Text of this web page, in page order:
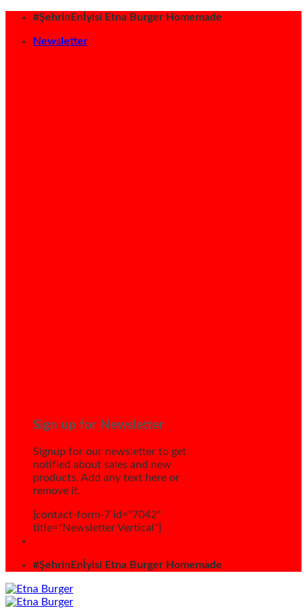
İçeriğe#ŞehrinEnİyisi Etna Burger Homemade
Newsletter
Sign up for Newsletter
Signup for our newsletter to get
notified about sales and new
products. Add any text here or
remove it.
[contact-form-7 id="7042"
title="Newsletter Vertical"]
#ŞehrinEnİyisi Etna Burger Homemade